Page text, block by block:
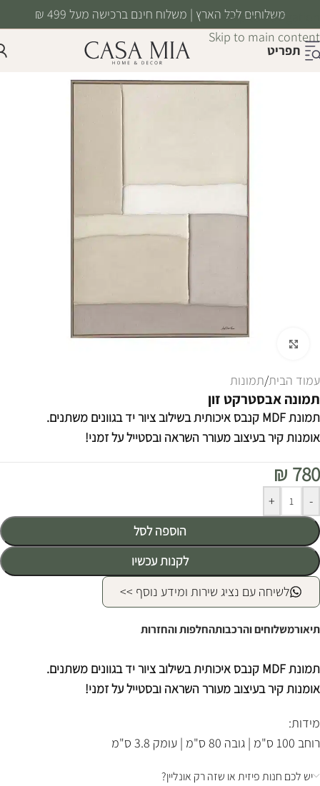
Skip to navigation
Skip to main content
משלוחים לכל הארץ | משלוח חינם ברכישה מעל 499 ₪
תפריט
עמוד הבית/תמונות
תמונה אבסטרקט זון
תמונת MDF קנבס איכותית בשילוב ציור יד בגוונים משתנים.
אומנות קיר בעיצוב מעורר השראה ובסטייל על זמני!
₪ 780
-
+
הוספה לסל
לקנות עכשיו
Alternative:
לשיחה עם נציג שירות ומידע נוסף >>
תיאורמשלוחים והרכבותהחלפות והחזרות
תמונת MDF קנבס איכותית בשילוב ציור יד בגוונים משתנים.
אומנות קיר בעיצוב מעורר השראה ובסטייל על זמני!
מידות:
רוחב 100 ס"מ | גובה 80 ס"מ | עומק 3.8 ס"מ
יש לכם חנות פיזית או שזה רק אונליין?